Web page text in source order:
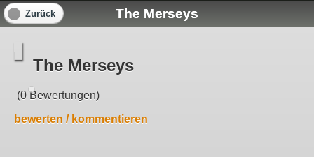
The Merseys
Zurück
The Merseys
(0 Bewertungen)
bewerten / kommentieren